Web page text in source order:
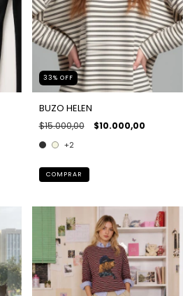
33% OFF
BUZO HELEN
$15.000,00 $10.000,00
+2
COMPRAR